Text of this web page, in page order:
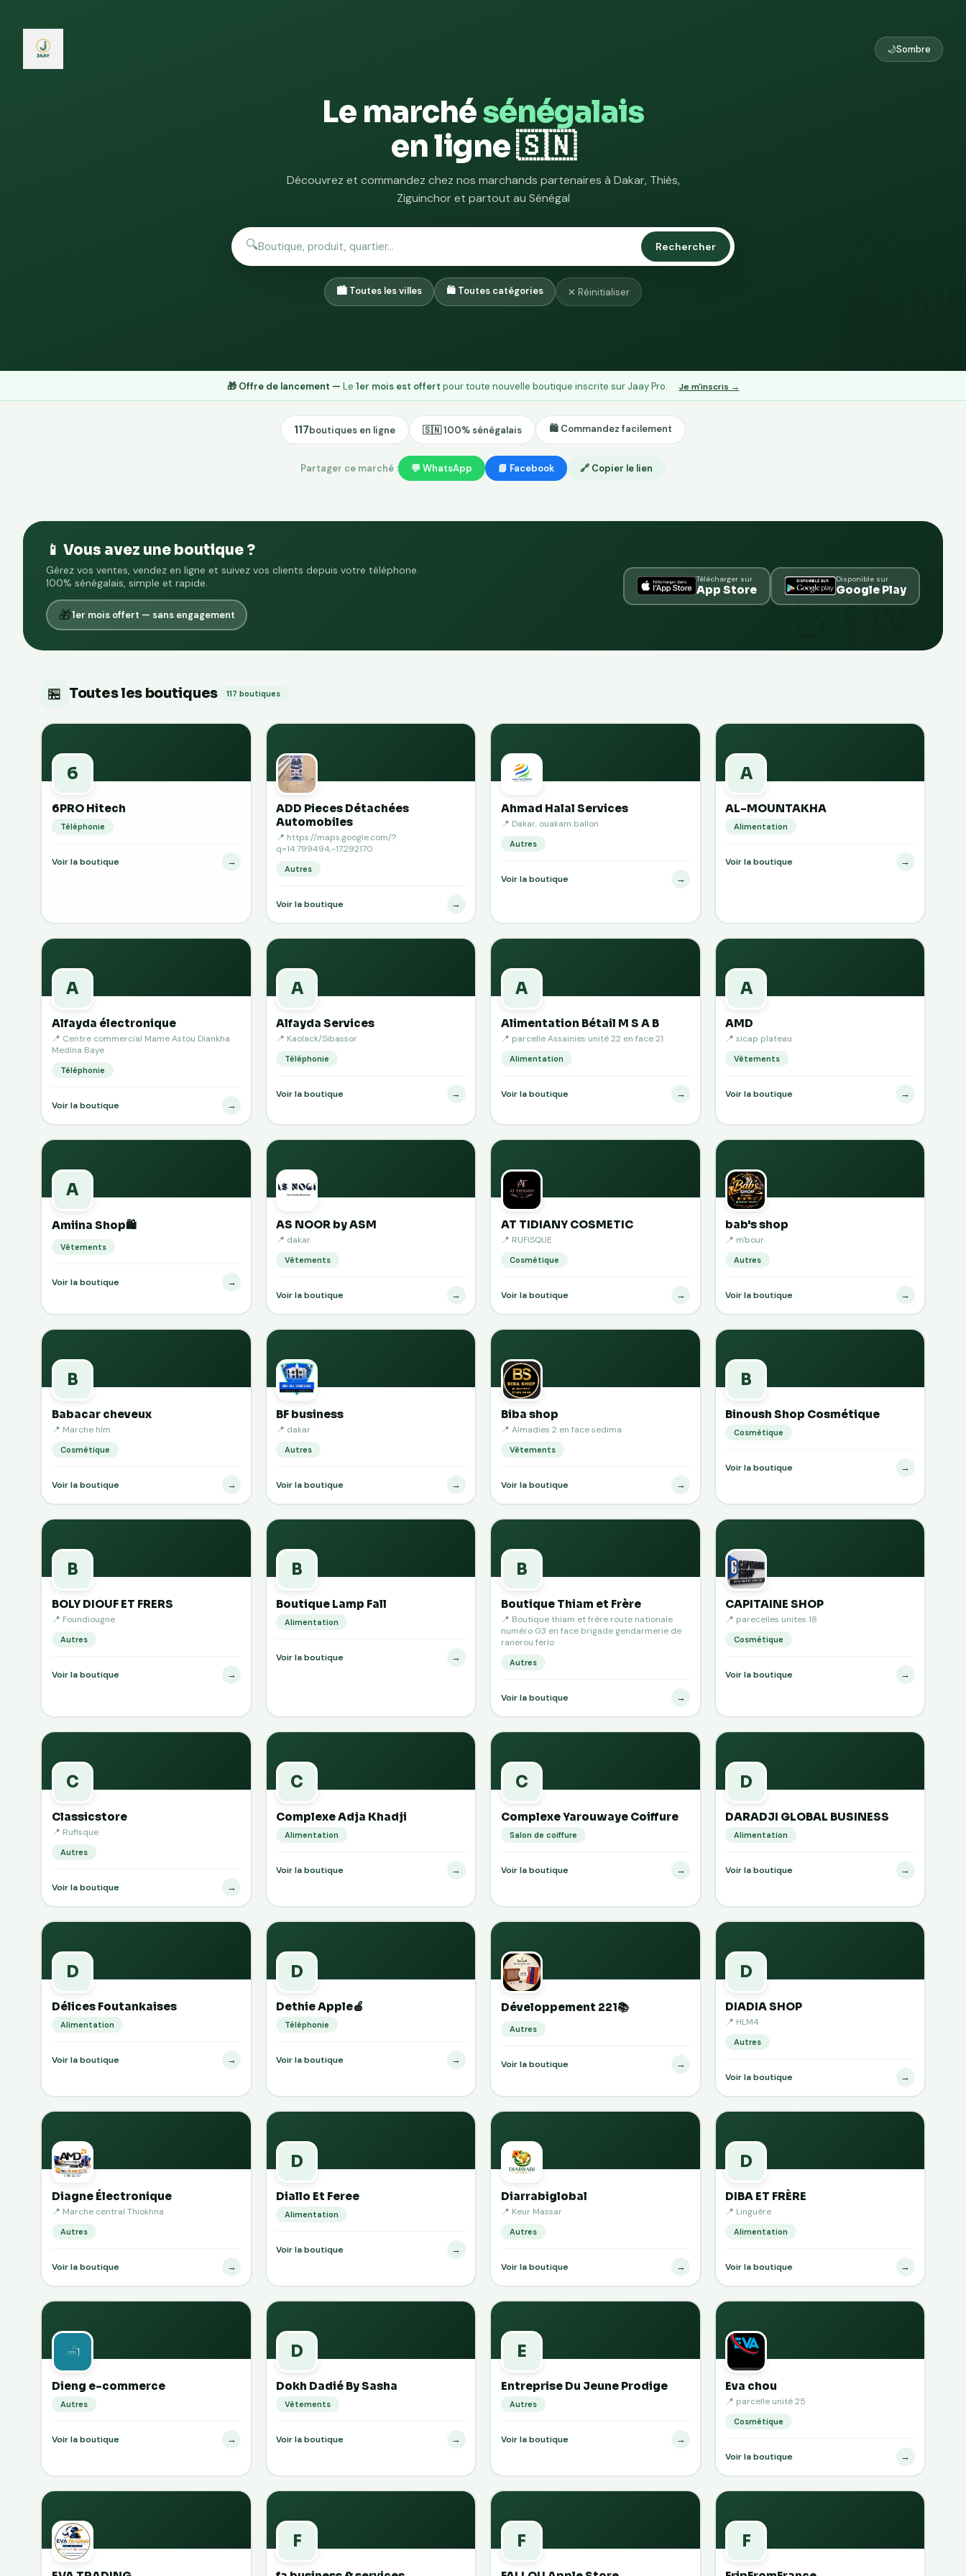
🌙Sombre
Le marchésénégalais
en ligne 🇸🇳
Découvrez et commandez chez nos marchands partenaires à Dakar, Thiès,
Ziguinchor et partout au Sénégal
🔍 Rechercher
✕ Réinitialiser
🎁 Offre de lancement — Le 1er mois est offert pour toute nouvelle boutique inscrite sur Jaay Pro. Je m'inscris →
117boutiques en ligne 🇸🇳 100% sénégalais 🛍️ Commandez facilement
Partager ce marché : 💬 WhatsApp 📘 Facebook 🔗 Copier le lien
📱 Vous avez une boutique ?
Gérez vos ventes, vendez en ligne et suivez vos clients depuis votre téléphone.
100% sénégalais, simple et rapide.
🎁1er mois offert — sans engagement
Télécharger sur
App Store
Disponible sur
Google Play
🏪 Toutes les boutiques 117 boutiques
6
6PRO Hitech
Téléphonie
Voir la boutique →
ADD Pieces Détachées
Automobiles
📍 https://maps.google.com/?
q=14.799494,-17.292170
Autres
Voir la boutique →
Ahmad Halal Services
📍 Dakar, ouakam ballon
Autres
Voir la boutique →
A
AL-MOUNTAKHA
Alimentation
Voir la boutique →
A
Alfayda électronique
📍 Centre commercial Mame Astou Diankha
Medina Baye
Téléphonie
Voir la boutique →
A
Alfayda Services
📍 Kaolack/Sibassor
Téléphonie
Voir la boutique →
A
Alimentation Bétail M S A B
📍 parcelle Assainies unité 22 en face 21
Alimentation
Voir la boutique →
A
AMD
📍 sicap plateau
Vêtements
Voir la boutique →
A
Amiina Shop🛍️
Vêtements
Voir la boutique →
AS NOOR by ASM
📍 dakar
Vêtements
Voir la boutique →
AT TIDIANY COSMETIC
📍 RUFISQUE
Cosmétique
Voir la boutique →
bab's shop
📍 m'bour
Autres
Voir la boutique →
B
Babacar cheveux
📍 Marche hlm
Cosmétique
Voir la boutique →
BF business
📍 dakar
Autres
Voir la boutique →
Biba shop
📍 Almadies 2 en face sedima
Vêtements
Voir la boutique →
B
Binoush Shop Cosmétique
Cosmétique
Voir la boutique →
B
BOLY DIOUF ET FRERS
📍 Foundiougne
Autres
Voir la boutique →
B
Boutique Lamp Fall
Alimentation
Voir la boutique →
B
Boutique Thiam et Frère
📍 Boutique thiam et frère route nationale
numéro 03 en face brigade gendarmerie de
ranerou ferlo
Autres
Voir la boutique →
CAPITAINE SHOP
📍 parecelles unites 18
Cosmétique
Voir la boutique →
C
Classicstore
📍 Rufisque
Autres
Voir la boutique →
C
Complexe Adja Khadji
Alimentation
Voir la boutique →
C
Complexe Yarouwaye Coiffure
Salon de coiffure
Voir la boutique →
D
DARADJI GLOBAL BUSINESS
Alimentation
Voir la boutique →
D
Délices Foutankaises
Alimentation
Voir la boutique →
D
Dethie Apple🍎
Téléphonie
Voir la boutique →
Développement 221📚
Autres
Voir la boutique →
D
DIADIA SHOP
📍 HLM4
Autres
Voir la boutique →
Diagne Électronique
📍 Marche central Thiokhna
Autres
Voir la boutique →
D
Diallo Et Feree
Alimentation
Voir la boutique →
Diarrabiglobal
📍 Keur Massar
Autres
Voir la boutique →
D
DIBA ET FRÈRE
📍 Linguère
Alimentation
Voir la boutique →
Dieng e-commerce
Autres
Voir la boutique →
D
Dokh Dadié By Sasha
Vêtements
Voir la boutique →
E
Entreprise Du Jeune Prodige
Autres
Voir la boutique →
Eva chou
📍 parcelle unité 25
Cosmétique
Voir la boutique →
F F F